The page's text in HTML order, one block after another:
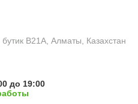
B21A, Алматы, Казахстан
до 19:00